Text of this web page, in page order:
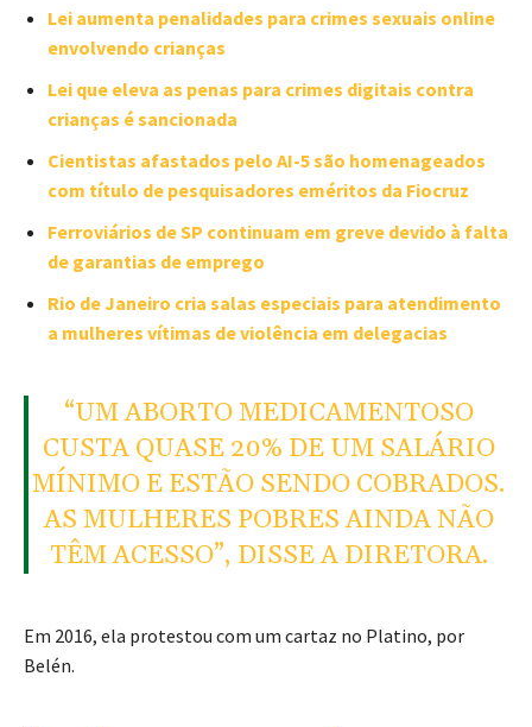
Lei aumenta penalidades para crimes sexuais online
envolvendo crianças
Lei que eleva as penas para crimes digitais contra
crianças é sancionada
Cientistas afastados pelo AI-5 são homenageados
com título de pesquisadores eméritos da Fiocruz
Ferroviários de SP continuam em greve devido à falta
de garantias de emprego
Rio de Janeiro cria salas especiais para atendimento
a mulheres vítimas de violência em delegacias
“UM ABORTO MEDICAMENTOSO
CUSTA QUASE 20% DE UM SALÁRIO
MÍNIMO E ESTÃO SENDO COBRADOS.
AS MULHERES POBRES AINDA NÃO
TÊM ACESSO”, DISSE A DIRETORA.
Em 2016, ela protestou com um cartaz no Platino, por
Belén.